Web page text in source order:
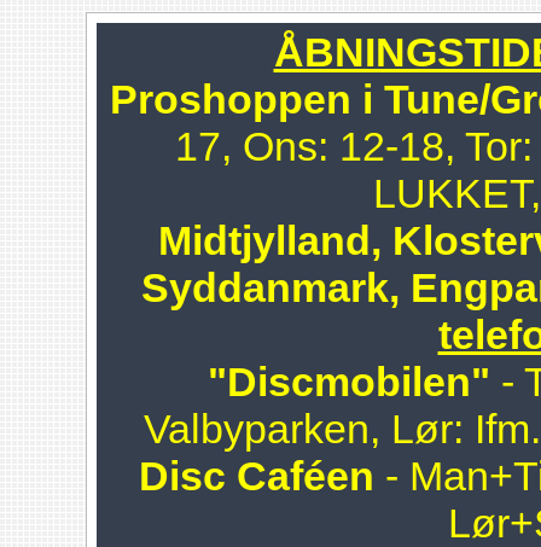
Proshoppen i Tune/
17, Ons: 12-18,
Midtjylland,
Syddanmark,
"Discmobilen" -
Valbyparken, Lør:
Disc Caféen -